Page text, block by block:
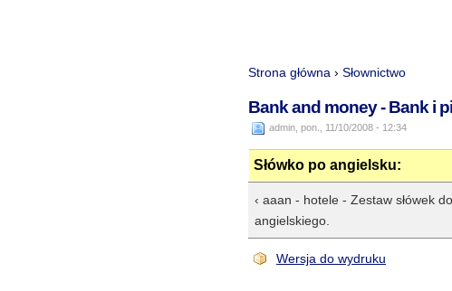
Strona główna › Słownictwo
Bank and money - Bank i
admin, pon., 11/10/2008 - 12:34
Słówko po angielsku:
‹ aaan - hotele - Zestaw słówek
angielskiego.
Wersja do wydruku